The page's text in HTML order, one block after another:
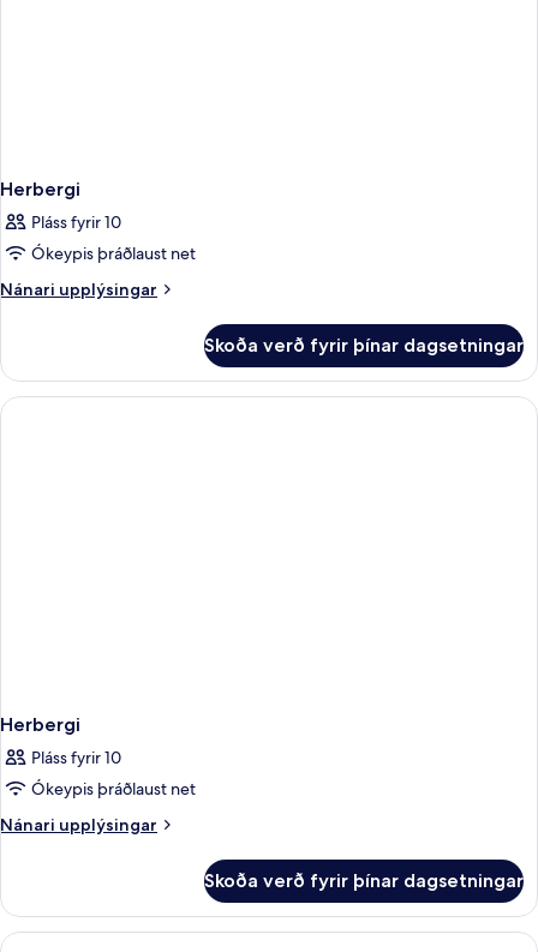
Herbergi
Pláss fyrir 10
Ókeypis þráðlaust net
Nánari upplýsingar
Nánari
Skoða verð fyrir þínar dagsetningar
Herbergi
Pláss fyrir 10
Ókeypis þráðlaust net
Nánari upplýsingar
Nánari
Skoða verð fyrir þínar dagsetningar